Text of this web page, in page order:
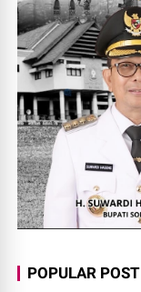
POPULAR POST